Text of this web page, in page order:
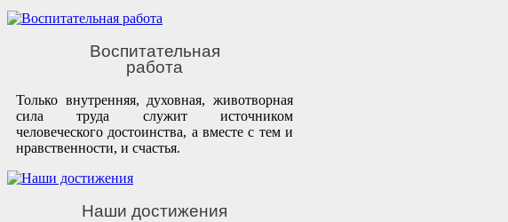
Воспитательная
работа
Только внутренняя, духовная, животворная
сила труда служит источником
человеческого достоинства, а вместе с тем и
нравственности, и счастья.
Наши достижения